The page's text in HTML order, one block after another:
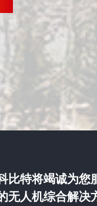
比特将竭诚为您
无人机综合解决